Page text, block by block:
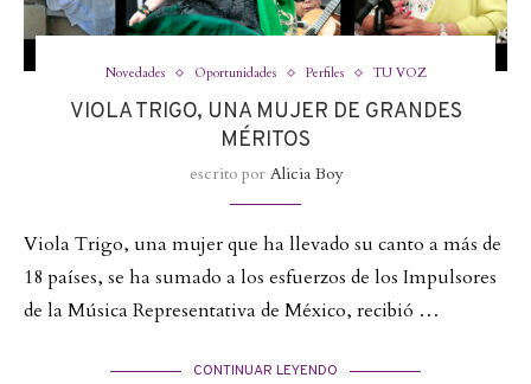
Novedades Oportunidades Perfiles TU VOZ
VIOLA TRIGO, UNA MUJER DE GRANDES
MÉRITOS
escrito por Alicia Boy
Viola Trigo, una mujer que ha llevado su canto a más de
18 países, se ha sumado a los esfuerzos de los Impulsores
de la Música Representativa de México, recibió …
CONTINUAR LEYENDO